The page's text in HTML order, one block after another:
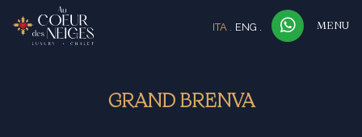
ITA ENG MENU
GRAND BRENVA